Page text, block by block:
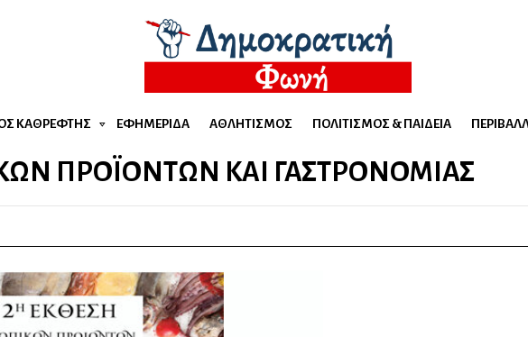
ΚΑΘΡΈΦΤΗΣ ΕΦΗΜΕΡΊΔΑ ΑΘΛΗΤΙΣΜΌΣ ΠΟΛΙΤΙΣΜΌΣ & ΠΑΙΔΕΊΑ
ΠΡΟΪΌΝΤΩΝ ΚΑΙ ΓΑΣΤΡΟΝΟΜΊΑΣ